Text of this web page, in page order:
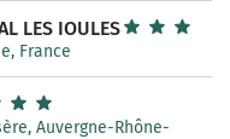
LES IOULES
France
Auvergne-Rhône-